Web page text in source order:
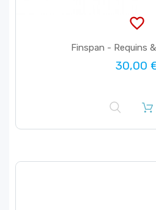
favorite_border
Finspan - Requins
30,00